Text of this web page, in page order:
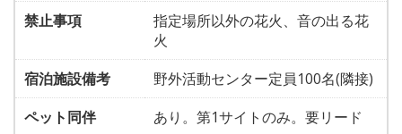
禁止事項
指定場所以外の花火、音の出る花
火
宿泊施設備考
野外活動センター定員100名(隣接)
ペット同伴
あり。第1サイトのみ。要リード